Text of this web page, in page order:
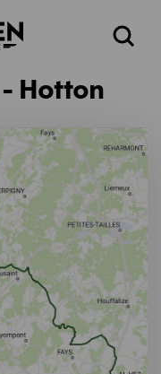
Zoeken
Hotton